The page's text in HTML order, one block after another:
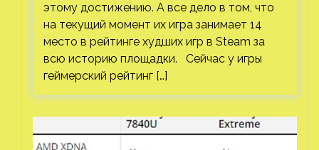
этому достижению. А все дело в том, что
на текущий момент их игра занимает 14
место в рейтинге худших игр в Steam за
всю историю площадки. Сейчас у игры
геймерский рейтинг […]